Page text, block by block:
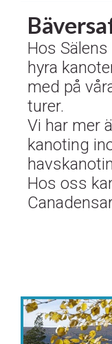
Hos
hyra
med på
turer.
​​​​​​​Vi har mer
kanoting
Hos oss